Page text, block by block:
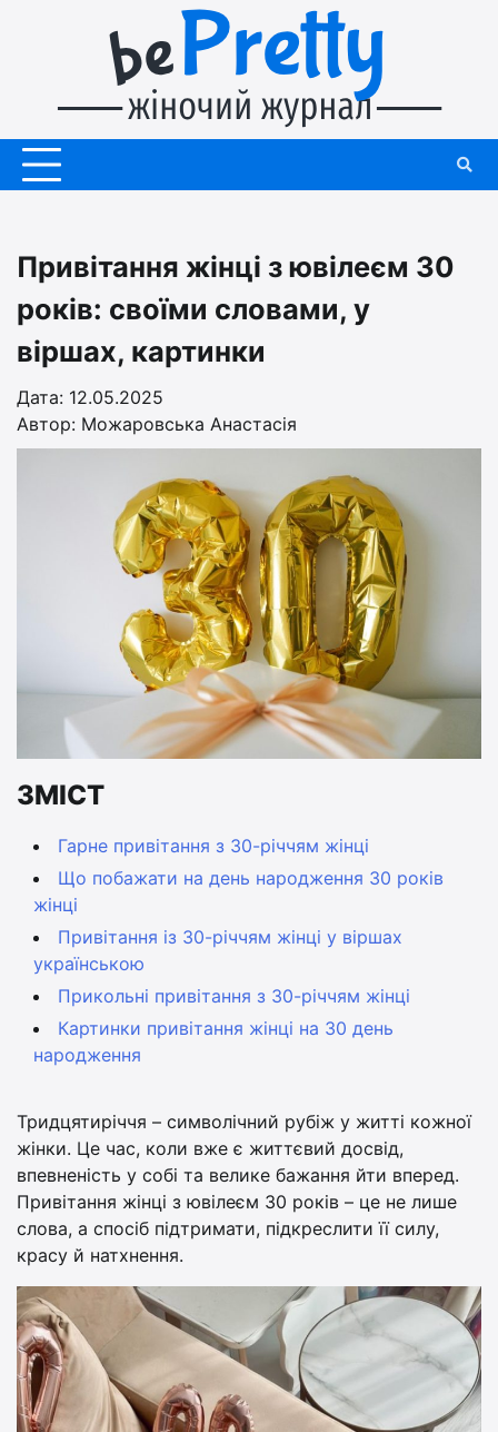
Привітання жінці з ювілеєм 30
років: своїми словами, у
віршах, картинки
Дата: 12.05.2025
Автор: Можаровська Анастасія
ЗМІСТ
Гарне привітання з 30-річчям жінці
Що побажати на день народження 30 років
жінці
Привітання із 30-річчям жінці у віршах
українською
Прикольні привітання з 30-річчям жінці
Картинки привітання жінці на 30 день
народження
Тридцятиріччя – символічний рубіж у житті кожної
жінки. Це час, коли вже є життєвий досвід,
впевненість у собі та велике бажання йти вперед.
Привітання жінці з ювілеєм 30 років – це не лише
слова, а спосіб підтримати, підкреслити її силу,
красу й натхнення.